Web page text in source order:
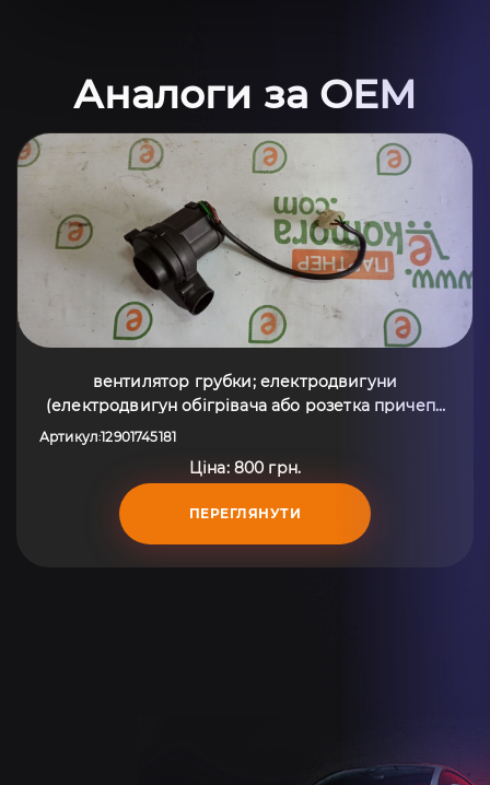
Аналоги за OEM
вентилятор грубки; електродвигуни
(електродвигун обігрівача або розетка причепа
штепсельная; Електромотор пічки; Моторчик
салону)) BMW X5 E53 (1999-2006) 12901745181
Артикул:12901745181
Ціна: 800 грн.
ПЕРЕГЛЯНУТИ